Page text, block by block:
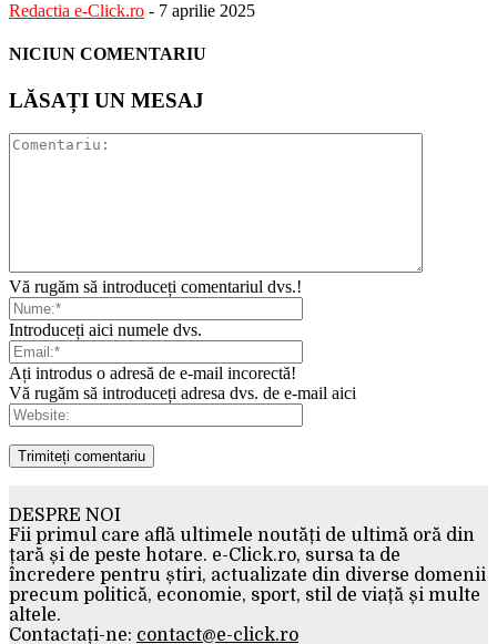
Redactia e-Click.ro - 7 aprilie 2025
NICIUN COMENTARIU
LĂSAȚI UN MESAJ
Vă rugăm să introduceți comentariul dvs.!
Introduceți aici numele dvs.
Ați introdus o adresă de e-mail incorectă!
Vă rugăm să introduceți adresa dvs. de e-mail aici
DESPRE NOI
Fii primul care află ultimele noutăți de ultimă oră din
țară și de peste hotare. e-Click.ro, sursa ta de
încredere pentru știri, actualizate din diverse domenii
precum politică, economie, sport, stil de viață și multe
altele.
Contactați-ne: contact@e-click.ro